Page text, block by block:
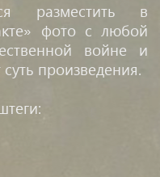
разместить в
фото с любой
войне и
произведения.